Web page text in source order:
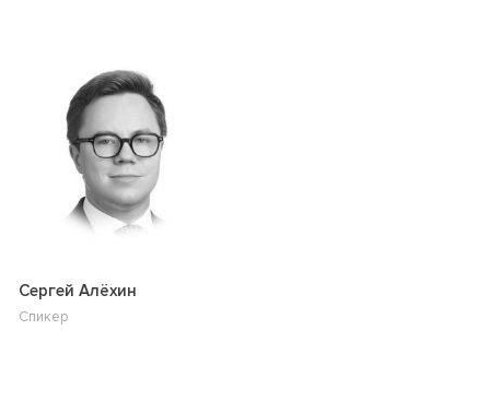
Сергей Алёхин
Спикер